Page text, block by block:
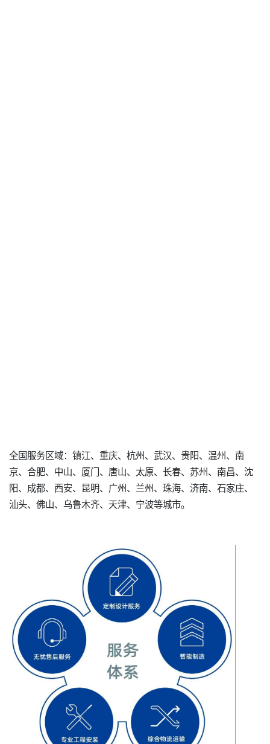
全国服务区域：镇江、重庆、杭州、武汉、贵阳、温州、南
京、合肥、中山、厦门、唐山、太原、长春、苏州、南昌、沈
阳、成都、西安、昆明、广州、兰州、珠海、济南、石家庄、
汕头、佛山、乌鲁木齐、天津、宁波等城市。